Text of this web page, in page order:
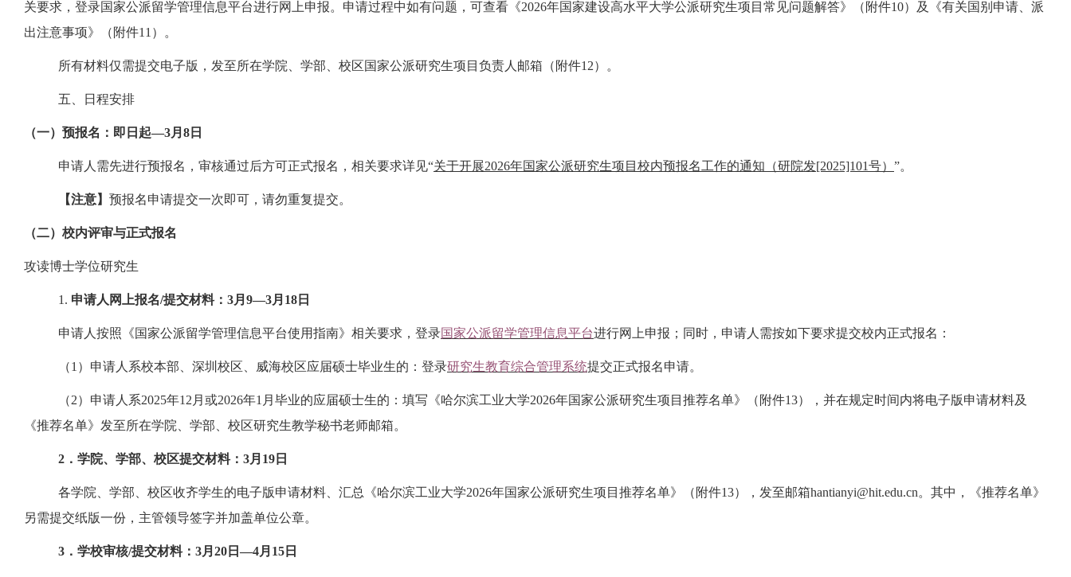
关要求，登录国家公派留学管理信息平台进行网上申报。申请过程中如有问题，可查看《2026年国家建设高水平大学公派研究生项目常见问题解答》（附件10）及《有关国别申请、派
出注意事项》（附件11 ）。
所有材料仅需提交电子版，发至所在学院、学部、校区国家公派研究生项目负责人邮箱（附件12）。
五、日程安排
（一）预报名： 即日 起—3月 8 日
申请人需先进行预报名，审核通过后方可正式报名，相关要求详见“关于开展2026年国家公派研究生项目校内预报名工作的通知（研院发[2025]101号） ”。
【注意】 预报名申请提交一次即可，请勿重复提交。
（二） 校内评审与正式报名
攻读博士学位研究生
1. 申请人网上报名/提交材料： 3月 9—3月 18 日
申请人按照《国家公派留学管理信息平台使用指南》相关要求，登录国家公派留学管理信息平台进行网上申报；同时，申请人需按如下要求提交校内正式报名：
（1）申请人系校本部、深圳校区、威海校区应届硕士毕业生的：登录研究生教育综合管理系统提交正式报名申请。
（2）申请人系2025年12月或2026年1月毕业的应届硕士生的：填写《哈尔滨工业大学2026年国家公派研究生项目推荐名单》（附件13），并在规定时间内将电子版申请材料及
《推荐名单》发至所在学院、学部、校区研究生教学秘书老师邮箱。
2 ．学院、学部、校区提交材料： 3月 19 日
各学院、学部、校区收齐学生的电子版申请材料、汇总《哈尔滨工业大学2026年国家公派研究生项目推荐名单》（附件13），发至邮箱hantianyi@hit.edu.cn。其中，《推荐名单》
另需提交纸版一份，主管领导签字并加盖单位公章。
3 ．学校审核/提交材料： 3月20 日 —4月15日